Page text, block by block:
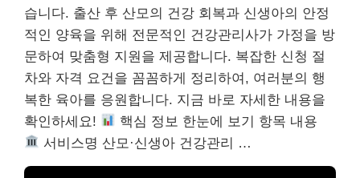
습니다. 출산 후 산모의 건강 회복과 신생아의 안정
적인 양육을 위해 전문적인 건강관리사가 가정을 방
문하여 맞춤형 지원을 제공합니다. 복잡한 신청 절
차와 자격 요건을 꼼꼼하게 정리하여, 여러분의 행
복한 육아를 응원합니다. 지금 바로 자세한 내용을
확인하세요!
핵심 정보 한눈에 보기 항목 내용
서비스명 산모·신생아 건강관리 …